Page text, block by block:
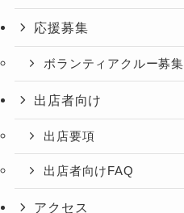
応援募集
ボランティアクルー募集
出店者向け
出店要項
出店者向けFAQ
アクセス